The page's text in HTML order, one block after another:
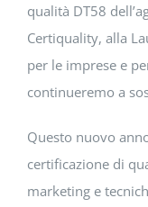
qualità DT58
Certiquality, alla
per le imprese e
continueremo a
Questo nuovo
certificazione di
marketing e